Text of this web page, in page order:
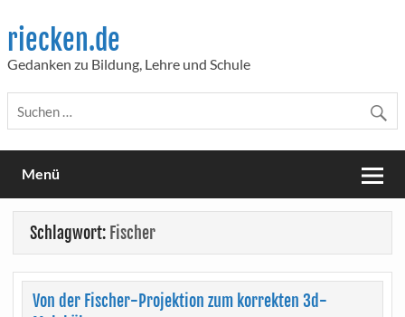
content
riecken.de
Gedanken zu Bildung, Lehre und Schule
Menü
Schlagwort: Fischer
Von der Fischer-Projektion zum korrekten 3d-